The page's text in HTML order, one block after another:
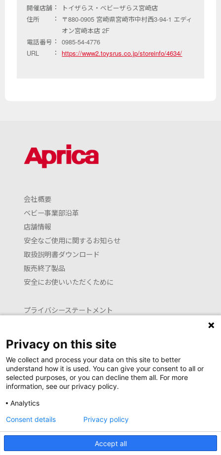
開催店舗
トイザらス・ベビーザらス宮崎店
住所
〒880-0905 宮崎県宮崎市中村西3-94-1 エディ
オン宮崎本店 2F
電話番号
0985-54-4776
URL
https://www2.toysrus.co.jp/storeinfo/4634/
会社概要
ベビー事業部沿革
店舗情報
安全なご使用に関するお知らせ
取扱説明書ダウンロード
販売終了製品
安全にお使いいただくために
プライバシーステートメント
お問い合わせ
Launguage setting
日本語
Copyright Newell Brands Japan G.K. all rights reserved.
Privacy on this site
We collect and process your data on this site to better
understand how it is used. You can give your consent to all or
selected purposes, or you can decline them all. For more
information, see our privacy policy.
Analytics
Accept all
Consent details Privacy policy